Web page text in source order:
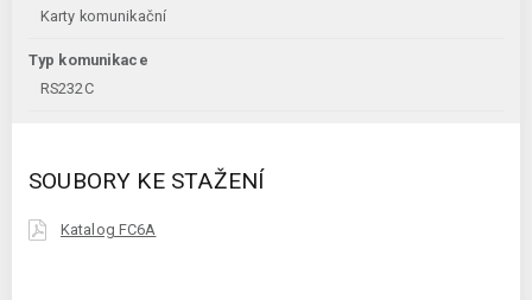
Karty komunikační
Typ komunikace
RS232C
SOUBORY KE STAŽENÍ
Katalog FC6A